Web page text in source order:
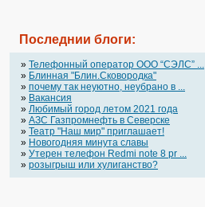
Последнии блоги:
» Телефонный оператор OOO “СЭЛС” ...
» Блинная "Блин.Сковородка"
» почему так неуютно, неубрано в ...
» Вакансия
» Любимый город летом 2021 года
» АЗС Газпромнефть в Северске
» Театр "Наш мир" приглашает!
» Новогодняя минута славы
» Утерен телефон Redmi note 8 pr ...
» розыгрыш или хулиганство?